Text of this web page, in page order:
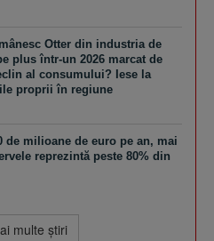
Otter din industria de
plus într-un 2026 marcat de
al consumului? Iese la
proprii în regiune
de milioane de euro pe an, mai
reprezintă peste 80% din
multe ştiri